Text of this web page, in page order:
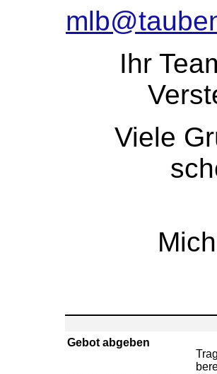
Ihr
Viele
Gebot abgeben